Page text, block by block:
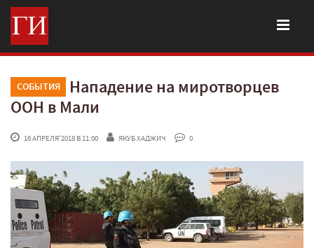
СОБЫТИЯ
Нападение на миротворцев
ООН в Мали
16 АПРЕЛЯ'2018 В 11:00 ЯКУБ ХАДЖИЧ 0